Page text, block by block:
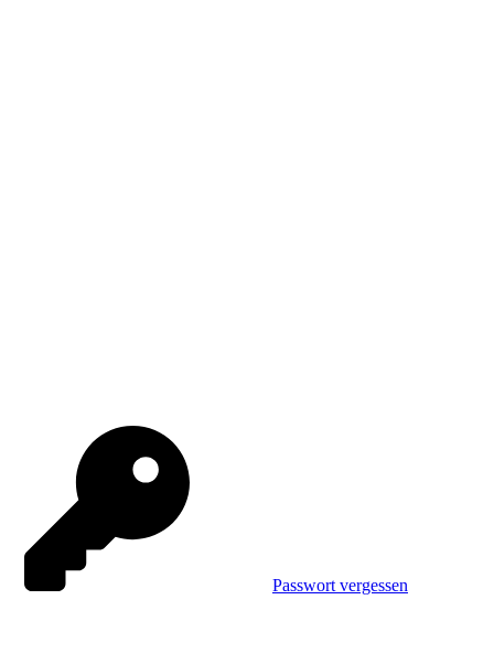
Passwort vergessen